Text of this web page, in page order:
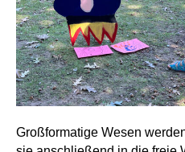
Großformatige Wesen